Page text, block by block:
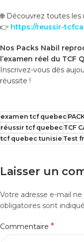
🌐 Découvrez toutes les
👉 https://reussir-
Nos Packs Nabil
l’examen réel du TCF
Inscrivez-vous dès
réussite !
examen tcf quebec
réussir tcf quebecTCF
tcf quebec tunisie Test
Laisser un
Votre adresse e-mail ne
obligatoires sont
Commentaire *